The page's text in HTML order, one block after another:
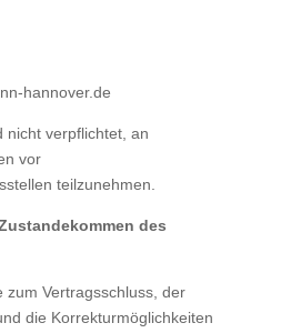
hannover.de
nicht verpflichtet, an
vor
teilzunehmen.
des
zum Vertragsschluss, der
die Korrekturmöglichkeiten